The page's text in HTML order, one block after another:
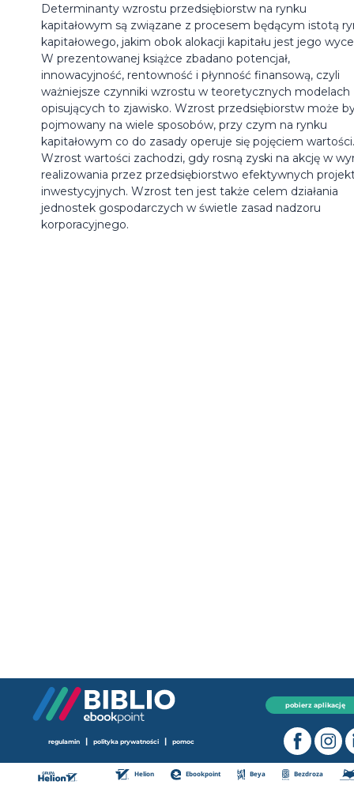
Determinanty wzrostu przedsiębiorstw na rynku
kapitałowym są związane z procesem będącym istotą
kapitałowego, jakim obok alokacji kapitału jest jego
W prezentowanej książce zbadano potencjał,
innowacyjność, rentowność i płynność finansową, czyli
ważniejsze czynniki wzrostu w teoretycznych modelach
opisujących to zjawisko. Wzrost przedsiębiorstw może
pojmowany na wiele sposobów, przy czym na rynku
kapitałowym co do zasady operuje się pojęciem wartości.
Wzrost wartości zachodzi, gdy rosną zyski na akcję w
realizowania przez przedsiębiorstwo efektywnych
inwestycyjnych. Wzrost ten jest także celem działania
jednostek gospodarczych w świetle zasad nadzoru
korporacyjnego.
pobierz aplikację
regulamin | polityka prywatności | pomoc
Helion Ebookpoint Beya Bezdroza